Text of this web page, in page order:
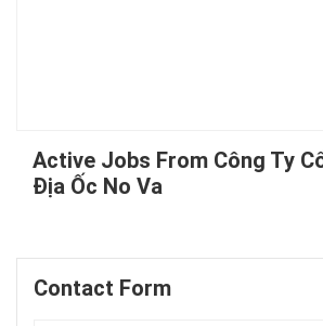
Active Jobs From Công Ty
Địa Ốc No Va
Contact Form